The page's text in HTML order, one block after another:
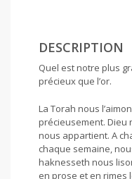
DESCRIPTION
Quel est notre plus
précieux que l’or.
La Torah nous
précieusement. Dieu
nous appartient. A
chaque semaine,
haknesseth nous
en prose et en rimes